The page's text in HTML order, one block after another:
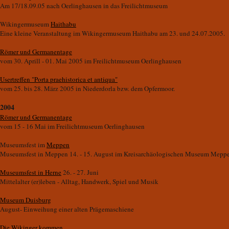
Am 17/18.09.05 nach Oerlinghausen in das Freilichtmuseum
WikingermuseumHaithabu
Eine kleine Veranstaltung im Wikingermuseum Haithabu am 23. und 24.07.2005.
Römer und Germanentage
vom 30. Aprill - 01. Mai 2005 im Freilichtmuseum Oerlinghausen
Usertreffen "Porta praehistorica et antiqua"
vom 25. bis 28. März 2005 in Niederdorla bzw. dem Opfermoor.
2004
Römer und Germanentage
vom 15 - 16 Mai im Freilichtmuseum Oerlinghausen
Museumsfest imMeppen
Museumsfest in Meppen 14. - 15. August im Kreisarchäologischen Museum
Museumsfest in Herne 26. - 27. Juni
Mittelalter (er)leben - Alltag, Handwerk, Spiel und Musik
Museum Duisburg
August- Einweihung einer alten Prägemaschiene